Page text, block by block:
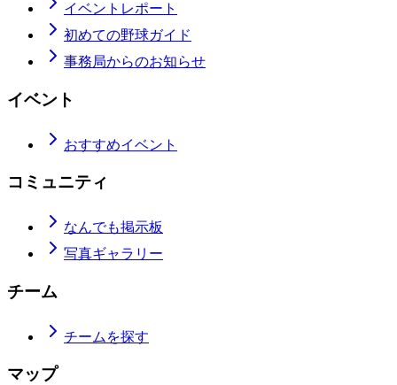
イベントレポート
初めての野球ガイド
事務局からのお知らせ
イベント
おすすめイベント
コミュニティ
なんでも掲示板
写真ギャラリー
チーム
チームを探す
マップ